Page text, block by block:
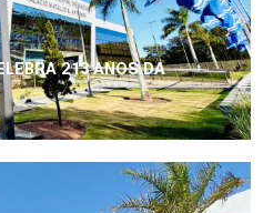
213 ANOS DA